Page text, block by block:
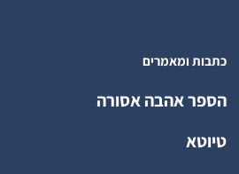
כתבות ומאמרים
הספר אהבה אסורה
טיוטא